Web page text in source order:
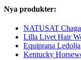
Nya produkter:
NATUSAT
Lilla Livet Hair
Equiprana Ledolja
Kentucky